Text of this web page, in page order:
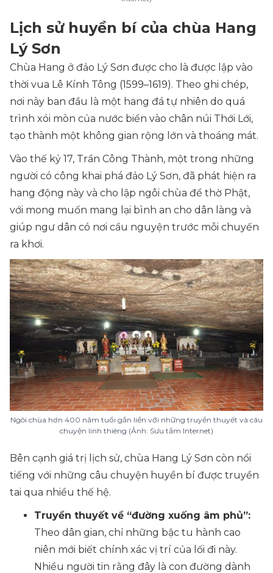
Lịch sử huyền bí của chùa Hang
Lý Sơn
Chùa Hang ở đảo Lý Sơn được cho là được lập vào
thời vua Lê Kính Tông (1599–1619). Theo ghi chép,
nơi này ban đầu là một hang đá tự nhiên do quá
trình xói mòn của nước biển vào chân núi Thới Lới,
tạo thành một không gian rộng lớn và thoáng mát.
Vào thế kỷ 17, Trần Công Thành, một trong những
người có công khai phá đảo Lý Sơn, đã phát hiện ra
hang động này và cho lập ngôi chùa để thờ Phật,
với mong muốn mang lại bình an cho dân làng và
giúp ngư dân có nơi cầu nguyện trước mỗi chuyến
ra khơi.
Ngôi chùa hơn 400 năm tuổi gắn liền với những truyền thuyết và câu
chuyện linh thiêng (Ảnh: Sưu tầm Internet)
Bên cạnh giá trị lịch sử, chùa Hang Lý Sơn còn nổi
tiếng với những câu chuyện huyền bí được truyền
tai qua nhiều thế hệ.
Truyền thuyết về “đường xuống âm phủ”:
Theo dân gian, chỉ những bậc tu hành cao
niên mới biết chính xác vị trí của lối đi này.
Nhiều người tin rằng đây là con đường dành